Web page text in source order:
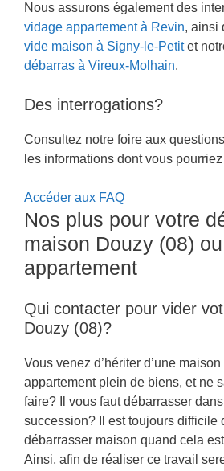
Nous assurons également des
vidage appartement à Revin, ainsi
vide maison à Signy-le-Petitet
débarras à Vireux-Molhain.
Des interrogations?
Consultez notre foire aux
les informations dont vous
Accéder aux FAQ
Nos plus pour votre
maison Douzy (08)
appartement
Qui contacter pour vider
Douzy (08)?
Vous venez d’hériter d’une maison
appartement plein de biens, et ne
faire? Il vous faut débarrasser
succession? Il est toujours difficile
débarrasser maison quand cela
Ainsi, afin de réaliser ce travail